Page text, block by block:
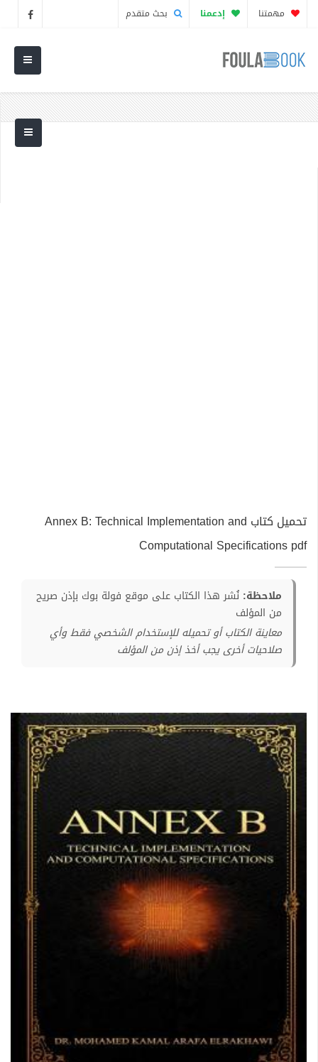
مهمتنا إدعمنا بحث متقدم
تحميل كتاب Annex B: Technical Implementation and
Computational Specifications pdf
ملاحظة: نُشر هذا الكتاب على موقع فولة بوك بإذن صريح
من المؤلف
معاينة الكتاب أو تحميله للإستخدام الشخصي فقط وأي
صلاحيات أخرى يجب أخذ إذن من المؤلف